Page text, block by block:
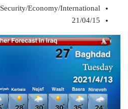
Security/Economy/International
21/04/15